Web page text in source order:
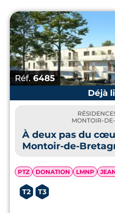
Réf. 6485
Déjà
MONTOIR-
À deux pas du
Montoir-de-
PTZ DONATION LMNP
T2 T3